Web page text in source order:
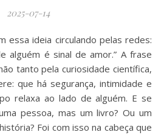
2025-07-14
alguém é sinal de amor.” A frase
tanto pela curiosidade científica,
que há segurança, intimidade e
relaxa ao lado de alguém. E se
pessoa, mas um livro? Ou um
Foi com isso na cabeça que